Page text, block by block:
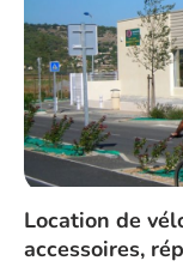
Location de
accessoires,